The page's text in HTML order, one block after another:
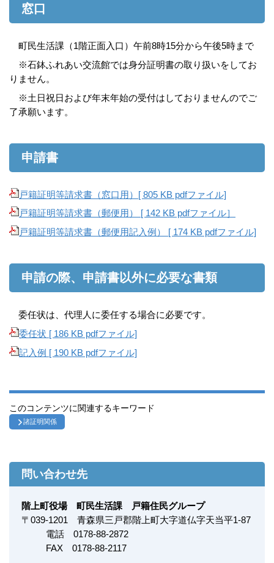
窓口
町民生活課（1階正面入口）午前8時15分から午後5時まで
※石鉢ふれあい交流館では身分証明書の取り扱いをしてお
りません。
※土日祝日および年末年始の受付はしておりませんのでご
了承願います。
申請書
戸籍証明等請求書（窓口用）[ 805 KB pdfファイル]
戸籍証明等請求書（郵便用） [ 142 KB pdfファイル］
戸籍証明等請求書（郵便用記入例） [ 174 KB pdfファイル]
申請の際、申請書以外に必要な書類
委任状は、代理人に委任する場合に必要です。
委任状 [ 186 KB pdfファイル]
記入例 [ 190 KB pdfファイル]
このコンテンツに関連するキーワード
諸証明関係
問い合わせ先
階上町役場 町民生活課 戸籍住民グループ
〒 039-1201
青森県三戸郡階上町大字道仏字天当平1-87
電話 0178-88-2872
FAX 0178-88-2117